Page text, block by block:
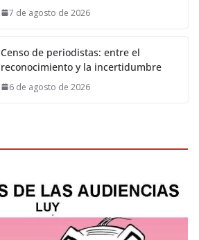
7 de agosto de 2026
Censo de periodistas: entre el
reconocimiento y la incertidumbre
6 de agosto de 2026